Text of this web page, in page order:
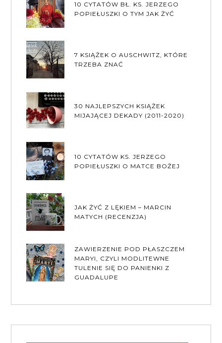
10 CYTATÓW BŁ. KS. JERZEGO
POPIEŁUSZKI O TYM JAK ŻYĆ
7 KSIĄŻEK O AUSCHWITZ, KTÓRE
TRZEBA ZNAĆ
30 NAJLEPSZYCH KSIĄŻEK
MIJAJĄCEJ DEKADY (2011-2020)
10 CYTATÓW KS. JERZEGO
POPIEŁUSZKI O MATCE BOŻEJ
JAK ŻYĆ Z LĘKIEM – MARCIN
MATYCH (RECENZJA)
ZAWIERZENIE POD PŁASZCZEM
MARYI, CZYLI MODLITEWNE
TULENIE SIĘ DO PANIENKI Z
GUADALUPE